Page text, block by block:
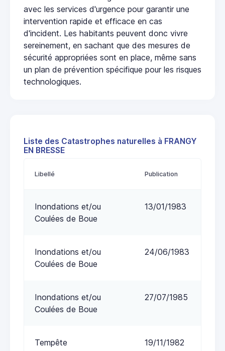
avec les services d'urgence pour garantir une
intervention rapide et efficace en cas
d'incident. Les habitants peuvent donc vivre
sereinement, en sachant que des mesures de
sécurité appropriées sont en place, même sans
un plan de prévention spécifique pour les risques
technologiques.
Liste des Catastrophes naturelles à FRANGY
EN BRESSE
Libellé Publication
Inondations et/ou
Coulées de Boue
13/01/1983
Inondations et/ou
Coulées de Boue
24/06/1983
Inondations et/ou
Coulées de Boue
27/07/1985
Tempête 19/11/1982